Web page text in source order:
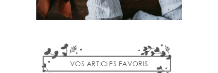
VOS ARTICLES FAVORIS